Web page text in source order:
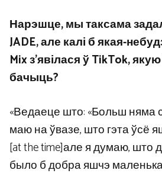
Нарэшце, мы таксама
JADE, але калі б якая-
Mix з’явілася ў TikTok,
бачыць?
«Ведаеце што: «Больш няма
маю на ўвазе, што гэта ўсё
[at the time]але я думаю, што
было б добра яшчэ